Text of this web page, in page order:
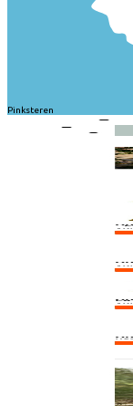
Pinksteren